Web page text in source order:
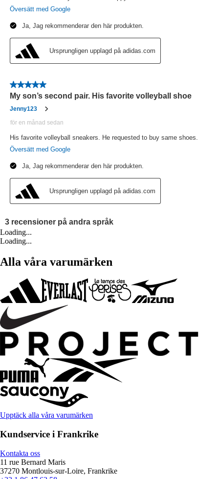
Loading...
Loading...
Alla våra varumärken
Upptäck alla våra varumärken
Kundservice i Frankrike
Kontakta oss
11 rue Bernard Maris
37270 Montlouis-sur-Loire, Frankrike